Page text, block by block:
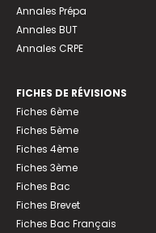
Annales Prépa
Annales BUT
Annales CRPE
FICHES DE RÉVISIONS
Fiches 6ème
Fiches 5ème
Fiches 4ème
Fiches 3ème
Fiches Bac
Fiches Brevet
Fiches Bac Français